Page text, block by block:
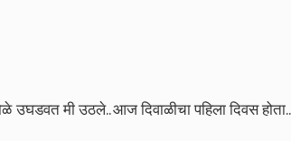
मी उठले.. आज दिवाळीचा पहिला दिवस होता..